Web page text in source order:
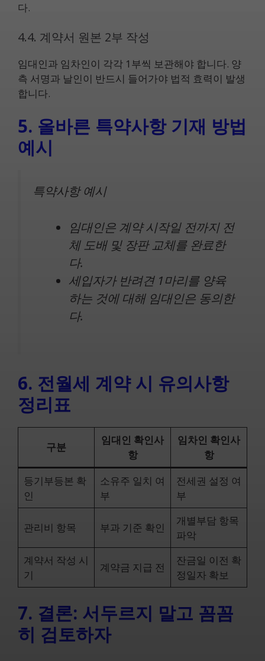
다.
4.4. 계약서 원본 2부 작성
임대인과 임차인이 각각 1부씩 보관해야 합니다. 양
측 서명과 날인이 반드시 들어가야 법적 효력이 발생
합니다.
5. 올바른 특약사항 기재 방법
예시
특약사항 예시
임대인은 계약 시작일 전까지 전
체 도배 및 장판 교체를 완료한
다.
세입자가 반려견 1마리를 양육
하는 것에 대해 임대인은 동의한
다.
6. 전월세 계약 시 유의사항
정리표
구분
임대인 확인사
항
임차인 확인사
항
등기부등본 확
인
소유주 일치 여
부
전세권 설정 여
부
관리비 항목 부과 기준 확인
개별부담 항목
파악
계약서 작성 시
기
계약금 지급 전
잔금일 이전 확
정일자 확보
7. 결론: 서두르지 말고 꼼꼼
히 검토하자